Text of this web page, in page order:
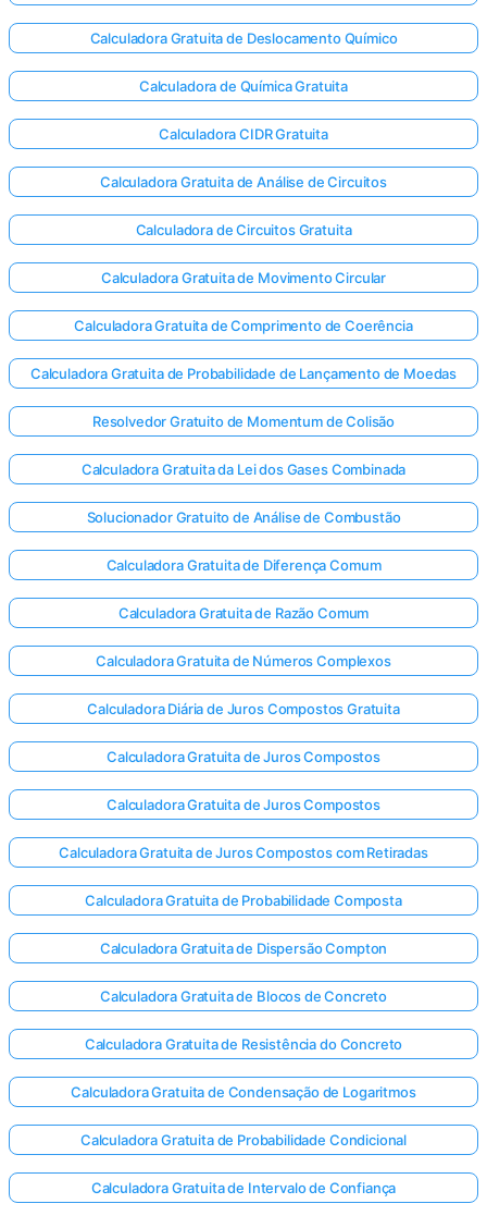
Calculadora Gratuita de Deslocamento Químico
Calculadora de Química Gratuita
Calculadora CIDR Gratuita
Calculadora Gratuita de Análise de Circuitos
Calculadora de Circuitos Gratuita
Calculadora Gratuita de Movimento Circular
Calculadora Gratuita de Comprimento de Coerência
Calculadora Gratuita de Probabilidade de Lançamento de Moedas
Resolvedor Gratuito de Momentum de Colisão
Calculadora Gratuita da Lei dos Gases Combinada
Solucionador Gratuito de Análise de Combustão
Calculadora Gratuita de Diferença Comum
Calculadora Gratuita de Razão Comum
Calculadora Gratuita de Números Complexos
Calculadora Diária de Juros Compostos Gratuita
Calculadora Gratuita de Juros Compostos
Calculadora Gratuita de Juros Compostos
Calculadora Gratuita de Juros Compostos com Retiradas
Calculadora Gratuita de Probabilidade Composta
Calculadora Gratuita de Dispersão Compton
Calculadora Gratuita de Blocos de Concreto
Calculadora Gratuita de Resistência do Concreto
Calculadora Gratuita de Condensação de Logaritmos
Calculadora Gratuita de Probabilidade Condicional
Calculadora Gratuita de Intervalo de Confiança